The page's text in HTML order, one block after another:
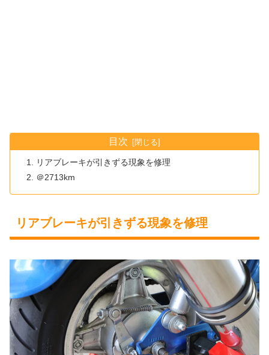
目次
リアブレーキが引きずる現象を修理
＠2713km
リアブレーキが引きずる現象を修理